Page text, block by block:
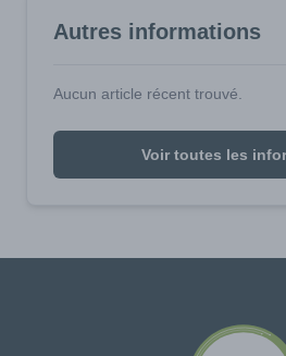
Autres informations
Aucun article récent trouvé.
Voir toutes les